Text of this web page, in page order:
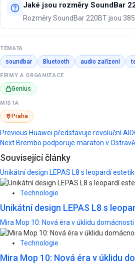
Jaké jsou rozměry SoundBar
Rozměry SoundBar 220BT jsou
TÉMATA
soundbar Bluetooth audio zařízení
FIRMY A ORGANIZACE
Genius
MÍSTA
Praha
Post
navigation
Previous Huawei představuje revoluční
NextBrembo podporuje maraton v
Související články
Unikátní design LEPAS L8 s leopardí
Technologie
Unikátní design LEPAS L8 s
Mira Mop 10: Nová éra v úklidu domácnosti
Technologie
Mira Mop 10: Nová éra v úklidu